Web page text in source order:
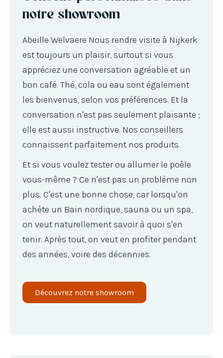
notre showroom
Abeille Welvaere Nous rendre visite à Nijkerk
est toujours un plaisir, surtout si vous
appréciez une conversation agréable et un
bon café. Thé, cola ou eau sont également
les bienvenus, selon vos préférences. Et la
conversation n'est pas seulement plaisante ;
elle est aussi instructive. Nos conseillers
connaissent parfaitement nos produits.
Et si vous voulez tester ou allumer le poêle
vous-même ? Ce n'est pas un problème non
plus. C'est une bonne chose, car lorsqu'on
achète un Bain nordique, sauna ou un spa,
on veut naturellement savoir à quoi s'en
tenir. Après tout, on veut en profiter pendant
des années, voire des décennies.
Découvrez notre showroom